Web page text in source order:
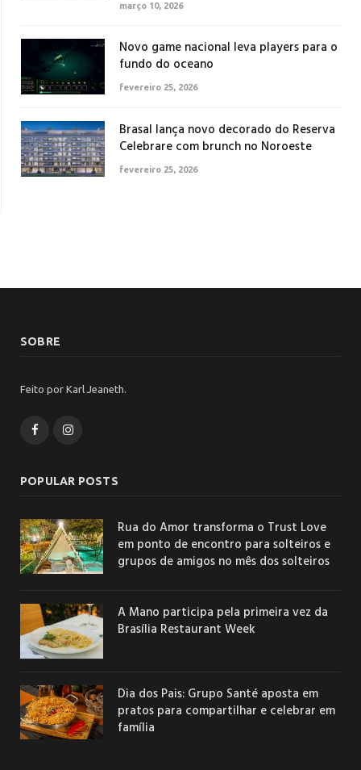
março 10, 2026
Novo game nacional leva players para o
fundo do oceano
fevereiro 25, 2026
Brasal lança novo decorado do Reserva
Celebrare com brunch no Noroeste
fevereiro 25, 2026
SOBRE
Feito por Karl Jeaneth.
FacebookInstagram
POPULAR POSTS
Rua do Amor transforma o Trust Love
em ponto de encontro para solteiros e
grupos de amigos no mês dos solteiros
A Mano participa pela primeira vez da
Brasília Restaurant Week
Dia dos Pais: Grupo Santé aposta em
pratos para compartilhar e celebrar em
família